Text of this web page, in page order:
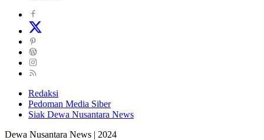
Redaksi
Pedoman Media Siber
Siak Dewa Nusantara News
Dewa Nusantara News | 2024